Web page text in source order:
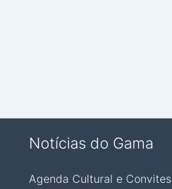
Notícias do Gama
Agenda Cultural e Convites